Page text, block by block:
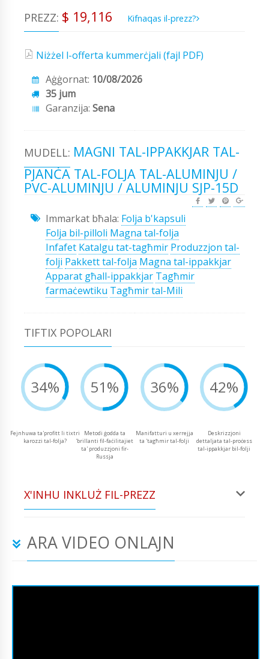
PREZZ: $ 19,116 Kifnaqas il-prezz?
Niżżel l-offerta kummerċjali (fajl PDF)
Aġġornat: 10/08/2026
35 jum
Garanzija: Sena
MUDELL: MAGNI TAL-IPPAKKJAR TAL-
PJANĊA TAL-FOLJA TAL-ALUMINJU /
PVC-ALUMINJU / ALUMINJU SJP-15D
Immarkat bħala: Folja b'kapsuli
Folja bil-pilloli Magna tal-folja
Infafet Katalgu tat-tagħmir Produzzjon tal-
folji Pakkett tal-folja Magna tal-ippakkjar
Apparat għall-ippakkjar Tagħmir
farmaċewtiku Tagħmir tal-Mili
TIFTIX POPOLARI
34%
Fejnhuwa ta'profitt li tixtri
karozzi tal-folja?
51%
Metodi ġodda ta
'brillanti fil-faċilitajiet
ta' produzzjoni fir-
Russja
36%
Manifatturi u xerrejja
ta 'tagħmir tal-folji
42%
Deskrizzjoni
dettaljata tal-proċess
tal-ippakkjar bil-folji
X'INHU INKLUŻ FIL-PREZZ
ARA VIDEO ONLAJN